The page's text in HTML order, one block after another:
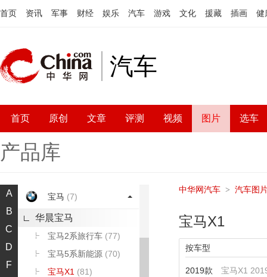
首页 资讯 军事 财经 娱乐 汽车 游戏 文化 援藏 插画 健
汽车
首页 原创 文章 评测 视频 图片 选车
产品库
A
B
C
D
F
奥迪(8)
B
宝马 (7)
华晨宝马
宝马2系旅行车 (77)
宝马5系新能源 (70)
宝马X1 (81)
中华网汽车 > 汽车图
宝马X1
按车型
2019款 宝马X1